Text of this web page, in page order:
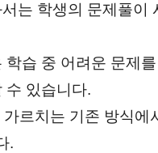
는 학생의 문제풀이
학습 중 어려운 문제
수 있습니다.
르치는 기존 방식
.